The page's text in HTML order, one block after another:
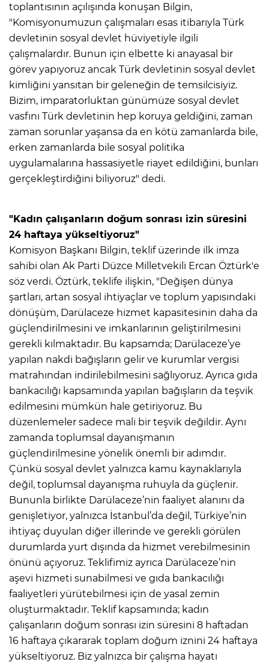
toplantısının açılışında konuşan Bilgin,
"Komisyonumuzun çalışmaları esas itibarıyla Türk
devletinin sosyal devlet hüviyetiyle ilgili
çalışmalardır. Bunun için elbette ki anayasal bir
görev yapıyoruz ancak Türk devletinin sosyal devlet
kimliğini yansıtan bir geleneğin de temsilcisiyiz.
Bizim, imparatorluktan günümüze sosyal devlet
vasfını Türk devletinin hep koruya geldiğini, zaman
zaman sorunlar yaşansa da en kötü zamanlarda bile,
erken zamanlarda bile sosyal politika
uygulamalarına hassasiyetle riayet edildiğini, bunları
gerçekleştirdiğini biliyoruz" dedi.
"Kadın çalışanların doğum sonrası izin süresini
24 haftaya yükseltiyoruz"
Komisyon Başkanı Bilgin, teklif üzerinde ilk imza
sahibi olan Ak Parti Düzce Milletvekili Ercan Öztürk'e
söz verdi. Öztürk, teklife ilişkin, "Değişen dünya
şartları, artan sosyal ihtiyaçlar ve toplum yapısındaki
dönüşüm, Darülaceze hizmet kapasitesinin daha da
güçlendirilmesini ve imkanlarının geliştirilmesini
gerekli kılmaktadır. Bu kapsamda; Darülaceze’ye
yapılan nakdi bağışların gelir ve kurumlar vergisi
matrahından indirilebilmesini sağlıyoruz. Ayrıca gıda
bankacılığı kapsamında yapılan bağışların da teşvik
edilmesini mümkün hale getiriyoruz. Bu
düzenlemeler sadece mali bir teşvik değildir. Aynı
zamanda toplumsal dayanışmanın
güçlendirilmesine yönelik önemli bir adımdır.
Çünkü sosyal devlet yalnızca kamu kaynaklarıyla
değil, toplumsal dayanışma ruhuyla da güçlenir.
Bununla birlikte Darülaceze’nin faaliyet alanını da
genişletiyor, yalnızca İstanbul’da değil, Türkiye’nin
ihtiyaç duyulan diğer illerinde ve gerekli görülen
durumlarda yurt dışında da hizmet verebilmesinin
önünü açıyoruz. Teklifimiz ayrıca Darülaceze’nin
aşevi hizmeti sunabilmesi ve gıda bankacılığı
faaliyetleri yürütebilmesi için de yasal zemin
oluşturmaktadır. Teklif kapsamında; kadın
çalışanların doğum sonrası izin süresini 8 haftadan
16 haftaya çıkararak toplam doğum iznini 24 haftaya
yükseltiyoruz. Biz yalnızca bir çalışma hayatı